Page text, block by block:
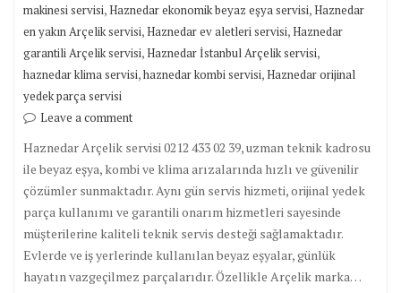
makinesi servisi,Haznedar ekonomik beyaz eşya servisi,Haznedar
en yakın Arçelik servisi,Haznedar ev aletleri servisi,Haznedar
garantili Arçelik servisi,Haznedar İstanbul Arçelik servisi,
haznedar klima servisi,haznedar kombi servisi,Haznedar orijinal
yedek parça servisi
Leave a comment
Haznedar Arçelik servisi 0212 433 02 39, uzman teknik kadrosu
ile beyaz eşya, kombi ve klima arızalarında hızlı ve güvenilir
çözümler sunmaktadır. Aynı gün servis hizmeti, orijinal yedek
parça kullanımı ve garantili onarım hizmetleri sayesinde
müşterilerine kaliteli teknik servis desteği sağlamaktadır.
Evlerde ve iş yerlerinde kullanılan beyaz eşyalar, günlük
hayatın vazgeçilmez parçalarıdır. Özellikle Arçelik marka…